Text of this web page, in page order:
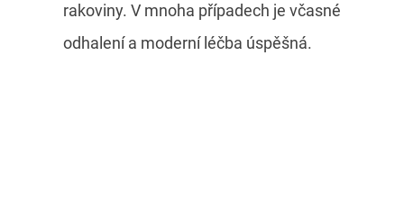
rakoviny. V mnoha případech je včasné
odhalení a moderní léčba úspěšná.